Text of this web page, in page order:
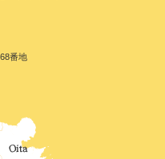
番地